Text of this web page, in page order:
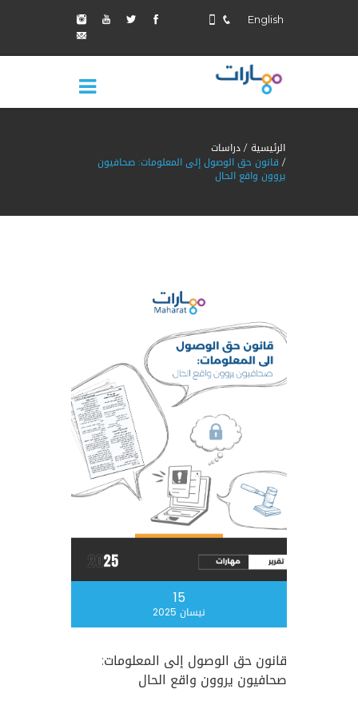
English
الرئيسية دراسات
قانون حق الوصول إلى المعلومات: صحافيون
يروون واقع الحال
15
نيسان 2025
قانون حق الوصول إلى المعلومات:
صحافيون يروون واقع الحال